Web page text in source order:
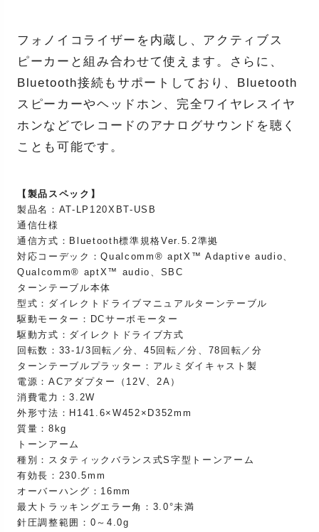
フォノイコライザーを内蔵し、アクティブス
ピーカーと組み合わせて使えます。さらに、
Bluetooth接続もサポートしており、Bluetooth
スピーカーやヘッドホン、完全ワイヤレスイヤ
ホンなどでレコードのアナログサウンドを聴く
ことも可能です。
【製品スペック】
製品名：AT-LP120XBT-USB
通信仕様
通信方式：Bluetooth標準規格Ver.5.2準拠
対応コーデック：Qualcomm® aptX™ Adaptive audio、
Qualcomm® aptX™ audio、SBC
ターンテーブル本体
型式：ダイレクトドライブマニュアルターンテーブル
駆動モーター：DCサーボモーター
駆動方式：ダイレクトドライブ方式
回転数：33-1/3回転／分、45回転／分、78回転／分
ターンテーブルプラッター：アルミダイキャスト製
電源：ACアダプター（12V、2A）
消費電力：3.2W
外形寸法：H141.6×W452×D352mm
質量：8kg
トーンアーム
種別：スタティックバランス式S字型トーンアーム
有効長：230.5mm
オーバーハング：16mm
最大トラッキングエラー角：3.0°未満
針圧調整範囲：0～4.0g